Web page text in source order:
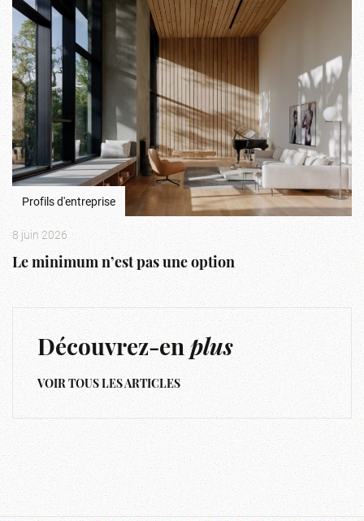
Profils d'entreprise
8 juin 2026
Le minimum n’est pas une option
Découvrez-enplus
VOIR TOUS LES ARTICLES